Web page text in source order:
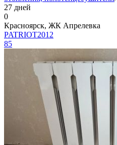
27 дней
0
Красноярск, ЖК Апрелевка
PATRIOT2012
85